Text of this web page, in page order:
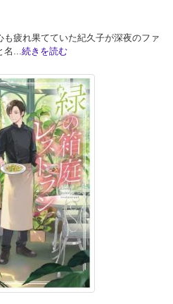
疲れ果てていた紀久子が深夜のファ
... 続きを読む